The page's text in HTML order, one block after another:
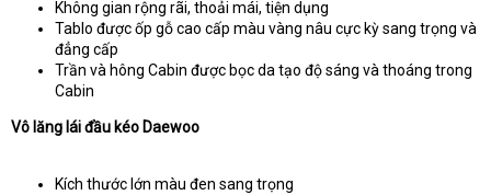
Không gian rộng rãi, thoải mái, tiện dụng
Tablo được ốp gỗ cao cấp màu vàng nâu cực kỳ sang trọng và
đẳng cấp
Trần và hông Cabin được bọc da tạo độ sáng và thoáng trong
Cabin
Vô lăng lái đầu kéo Daewoo
Kích thước lớn màu đen sang trọng